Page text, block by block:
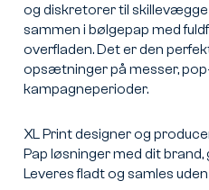
og diskretorer til
sammen i bølgepap med
overfladen. Det er den
opsætninger på messer,
kampagneperioder.
XL Print designer og
Pap løsninger med dit
Leveres fladt og samles